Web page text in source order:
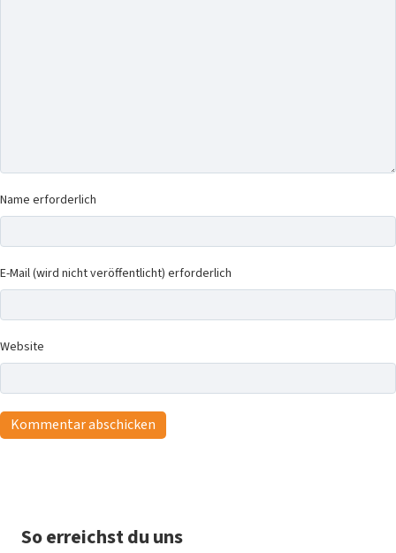
Name erforderlich
E-Mail (wird nicht veröffentlicht) erforderlich
Website
So erreichst du uns